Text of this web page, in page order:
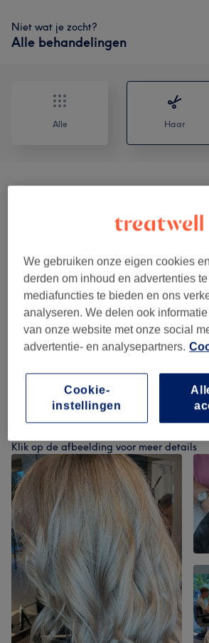
Niet wat je zocht?
Alle behandelingen
Alle Haar
Coupe Et Barbe - Homme (3)
Coupe Et Coiffure - Femme Tarifs
Soin Capillaire Et Extra (3)
Coloration (2 )
Vrouwen - Highlights & Balayage (1)
2)
Klik op de afbeelding voor meer details
We gebruiken onze eigen cookies
derden om inhoud en advertenties
mediafuncties te bieden en ons
analyseren. We delen ook
van onze website met onze social
advertentie- en analysepartners.
Cookie-
instellingen